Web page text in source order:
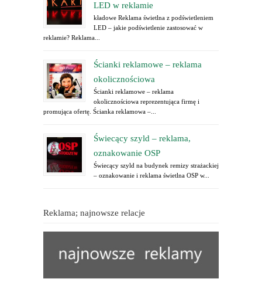
LED w reklamie
kładowe Reklama świetlna z podświetleniem
LED – jakie podświetlenie zastosować w
reklamie? Reklama...
Ścianki reklamowe – reklama
okolicznościowa
Ścianki reklamowe – reklama
okolicznościowa reprezentująca firmę i
promująca ofertę. Ścianka reklamowa –...
Świecący szyld – reklama,
oznakowanie OSP
Świecący szyld na budynek remizy strażackiej
– oznakowanie i reklama świetlna OSP w...
Reklama; najnowsze relacje